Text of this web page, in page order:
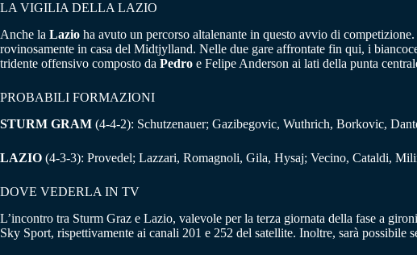
LA VIGILIA DELLA LAZIO
Anche la Lazio ha avuto un percorso altalenante in questo avvio di
rovinosamente in casa del Midtjylland. Nelle due gare affrontate fin qui, i
tridente offensivo composto da Pedro e Felipe Anderson ai lati della punta
PROBABILI FORMAZIONI
STURM GRAM (4-4-2): Schutzenauer; Gazibegovic, Wuthrich, Borkovic,
LAZIO (4-3-3): Provedel; Lazzari, Romagnoli, Gila, Hysaj; Vecino, Cataldi,
DOVE VEDERLA IN TV
L’incontro tra Sturm Graz e Lazio, valevole per la terza giornata della fase a
Sky Sport, rispettivamente ai canali 201 e 252 del satellite. Inoltre, sarà possibile